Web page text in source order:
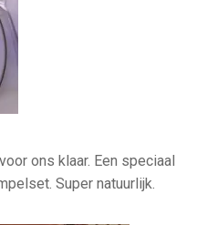
ons klaar. Een speciaal
Super natuurlijk.